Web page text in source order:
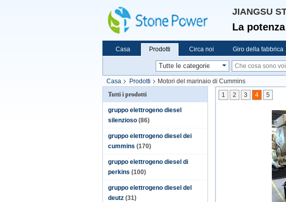
JIANGSU
La
Casa Prodotti Circa noi Giro della fabbrica
Casa Prodotti
Motori del marinaio di Cummins
Tutti i prodotti
gruppo elettrogeno diesel
silenzioso (86)
gruppo elettrogeno diesel dei
cummins (170)
gruppo elettrogeno diesel di
perkins (100)
gruppo elettrogeno diesel del
deutz (31)
1 2 3 4 5